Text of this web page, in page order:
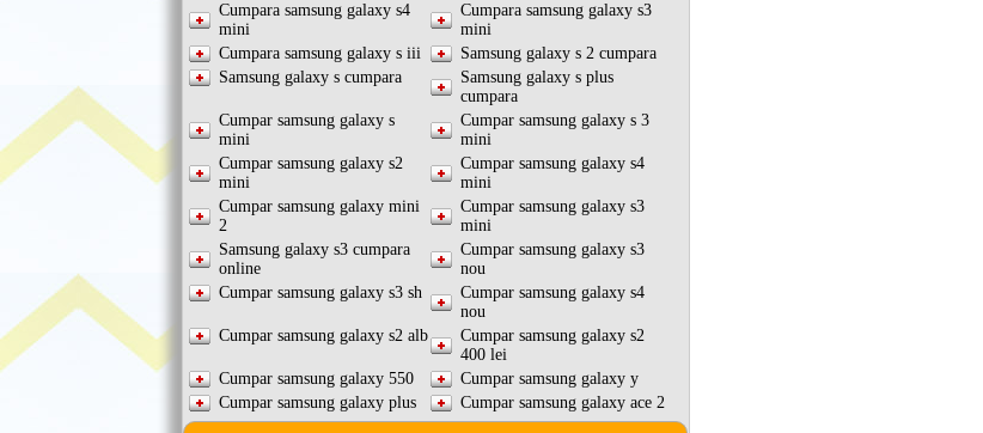
Cumpara samsung galaxy s4
mini
Cumpara samsung galaxy s3
mini
Cumpara samsung galaxy s iii
Samsung galaxy s 2 cumpara
Samsung galaxy s cumpara
Samsung galaxy s plus
cumpara
Cumpar samsung galaxy s
mini
Cumpar samsung galaxy s 3
mini
Cumpar samsung galaxy s2
mini
Cumpar samsung galaxy s4
mini
Cumpar samsung galaxy mini
2
Cumpar samsung galaxy s3
mini
Samsung galaxy s3 cumpara
online
Cumpar samsung galaxy s3
nou
Cumpar samsung galaxy s3 sh
Cumpar samsung galaxy s4
nou
Cumpar samsung galaxy s2 alb
Cumpar samsung galaxy s2
400 lei
Cumpar samsung galaxy 550
Cumpar samsung galaxy y
Cumpar samsung galaxy plus
Cumpar samsung galaxy ace 2